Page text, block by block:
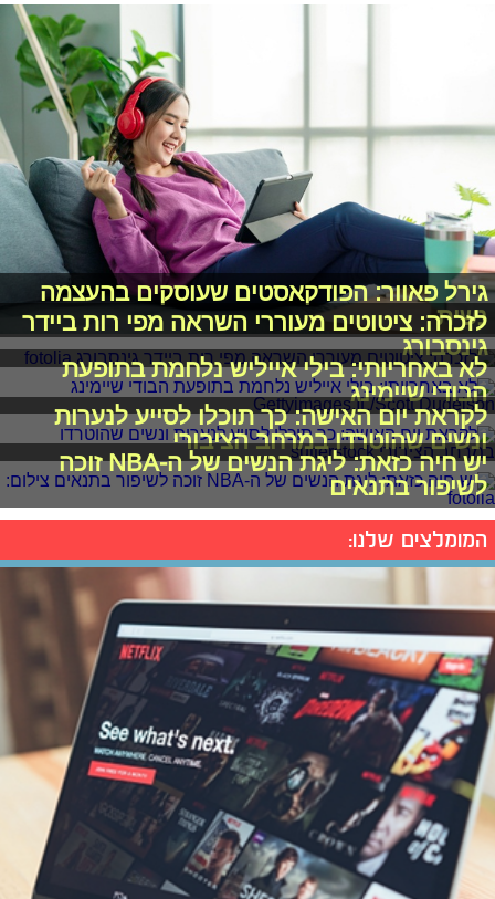
גירל פאוור: הפודקאסטים שעוסקים בהעצמה
נשית
לזכרה: ציטוטים מעוררי השראה מפי רות ביידר
גינסבורג
לא באחריותי: בילי אייליש נלחמת בתופעת
הבודי שיימינג
לקראת יום האישה: כך תוכלו לסייע לנערות
ונשים שהוטרדו במרחב הציבורי
יש חיה כזאת: ליגת הנשים של ה-NBA זוכה
לשיפור בתנאים
המומלצים שלנו: